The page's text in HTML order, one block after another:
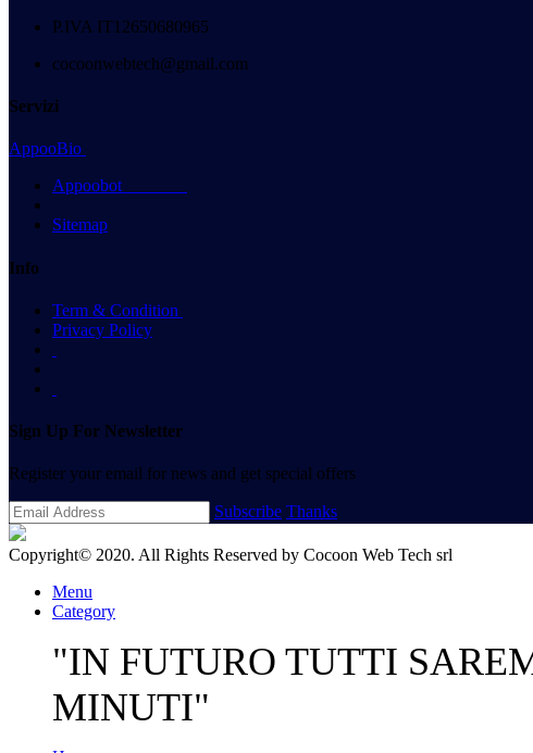
P.IVA IT12650680965
cocoonwebtech@gmail.com
Servizi
AppooBio
Appoobot
Sitemap
Info
Term & Condition
Privacy Policy
Sign Up For Newsletter
Register your email for news and get special offers
Subscribe Thanks
Copyright© 2020. All Rights Reserved by Cocoon Web Tech srl
Menu
Category
"IN FUTURO TUTTI
MINUTI"